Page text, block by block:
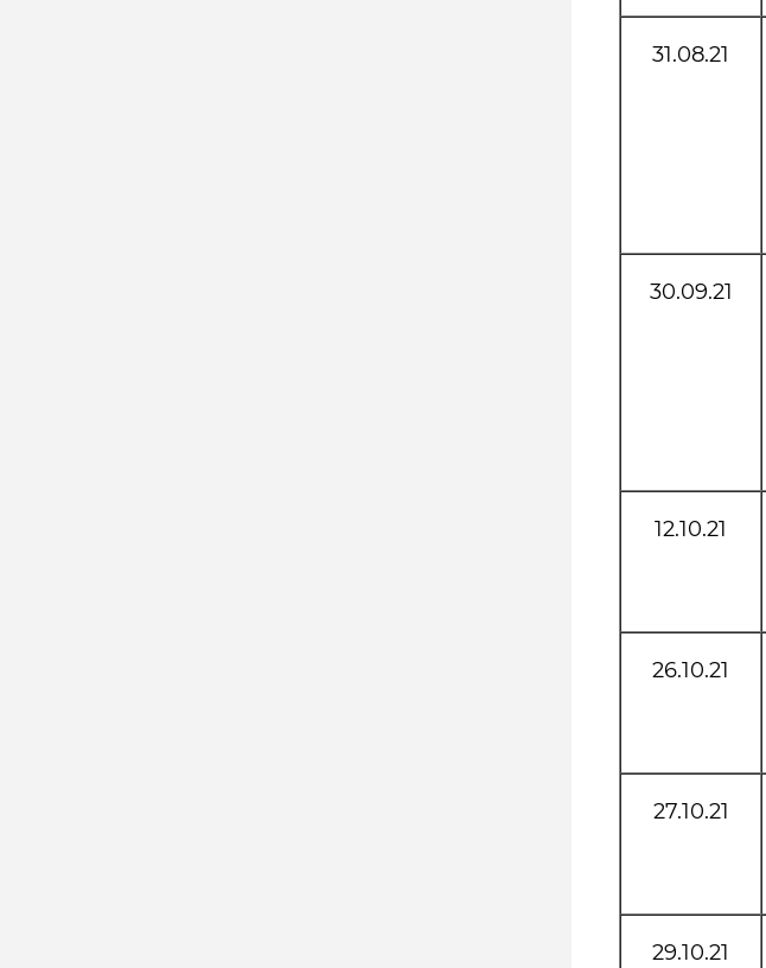
31.08.21
30.09.21
12.10.21
26.10.21
27.10.21
29.10.21